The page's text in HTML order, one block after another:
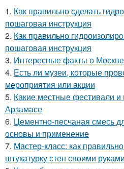
1. Как правильно сделать
пошаговая инструкция
2. Как правильно
пошаговая инструкция
3. Интересные факты о
4. Есть ли музеи, которые
мероприятия или акции
5. Какие местные фестивали и
Арзамасе
6. Цементно-песчаная смесь
основы и применение
7. Мастер-класс: как
штукатурку стен своими руками